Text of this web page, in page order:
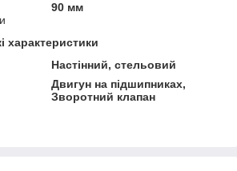
90 мм
характеристики
Настінний, стельовий
Двигун на підшипниках,
Зворотний клапан